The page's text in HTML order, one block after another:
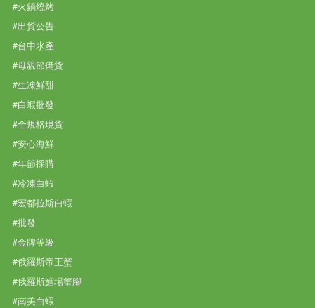
#火鍋燒烤
#出貨公告
#台中水產
#母親節備貨
#生凍鮮甜
#白蝦批發
#全規格現貨
#安心海鮮
#年節採購
#冷凍白蝦
#宏都拉斯白蝦
#批發
#金牌等級
#俄羅斯帝王蟹
#俄羅斯鱈場蟹腳
#南美白蝦